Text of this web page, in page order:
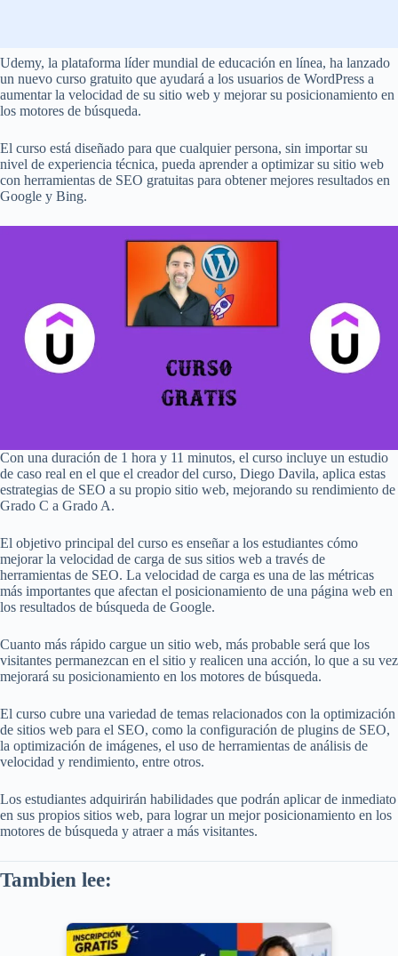
Udemy, la plataforma líder mundial de educación en línea, ha lanzado
un nuevo curso gratuito que ayudará a los usuarios de WordPress a
aumentar la velocidad de su sitio web y mejorar su posicionamiento en
los motores de búsqueda.
El curso está diseñado para que cualquier persona, sin importar su
nivel de experiencia técnica, pueda aprender a optimizar su sitio web
con herramientas de SEO gratuitas para obtener mejores resultados en
Google y Bing.
Con una duración de 1 hora y 11 minutos, el curso incluye un estudio
de caso real en el que el creador del curso, Diego Davila, aplica estas
estrategias de SEO a su propio sitio web, mejorando su rendimiento de
Grado C a Grado A.
El objetivo principal del curso es enseñar a los estudiantes cómo
mejorar la velocidad de carga de sus sitios web a través de
herramientas de SEO. La velocidad de carga es una de las métricas
más importantes que afectan el posicionamiento de una página web en
los resultados de búsqueda de Google.
Cuanto más rápido cargue un sitio web, más probable será que los
visitantes permanezcan en el sitio y realicen una acción, lo que a su vez
mejorará su posicionamiento en los motores de búsqueda.
El curso cubre una variedad de temas relacionados con la optimización
de sitios web para el SEO, como la configuración de plugins de SEO,
la optimización de imágenes, el uso de herramientas de análisis de
velocidad y rendimiento, entre otros.
Los estudiantes adquirirán habilidades que podrán aplicar de inmediato
en sus propios sitios web, para lograr un mejor posicionamiento en los
motores de búsqueda y atraer a más visitantes.
Tambien lee: